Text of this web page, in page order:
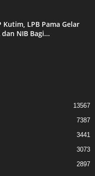
Kutim, LPB Pama Gelar
dan NIB Bagi...
13567
7387
3441
3073
2897